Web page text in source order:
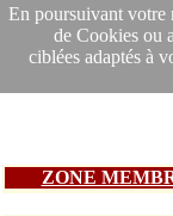
En poursuivant votre
de Cookies ou
ciblées adaptés à
ZONE